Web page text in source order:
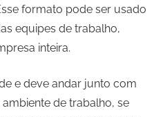
formato pode ser usado
equipes de trabalho,
inteira.
e deve andar junto com
de trabalho, se